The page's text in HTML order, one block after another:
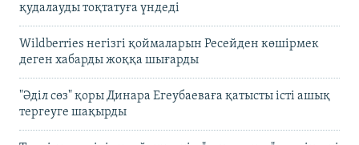
қудалауды тоқтатуға үндеді
Wildberries негізгі қоймаларын Ресейден көшірмек
деген хабарды жоққа шығарды
"Әділ сөз" қоры Динара Егеубаеваға қатысты істі ашық
тергеуге шақырды